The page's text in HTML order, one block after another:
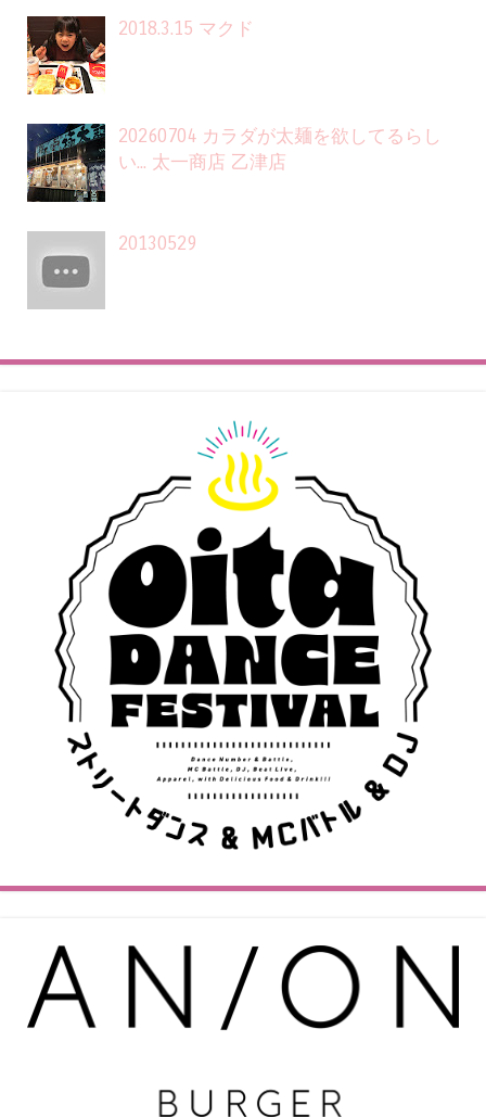
2018.3.15 マクド
20260704 カラダが太麺を欲してるらし
い... 太一商店 乙津店
20130529